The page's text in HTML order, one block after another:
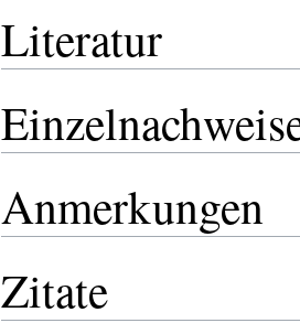
Literatur
Anmerkungen
Zitate